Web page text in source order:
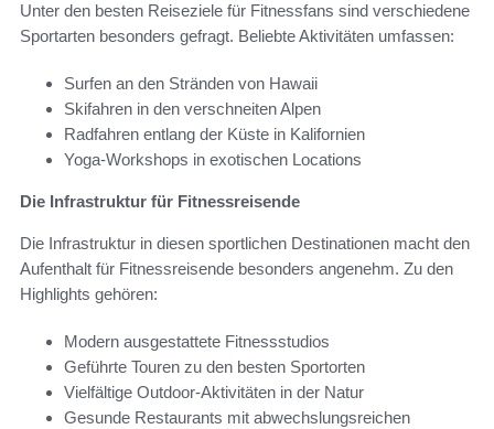
Unter den besten Reiseziele für Fitnessfans sind verschiedene
Sportarten besonders gefragt. Beliebte Aktivitäten umfassen:
Surfen an den Stränden von Hawaii
Skifahren in den verschneiten Alpen
Radfahren entlang der Küste in Kalifornien
Yoga-Workshops in exotischen Locations
Die Infrastruktur für Fitnessreisende
Die Infrastruktur in diesen sportlichen Destinationen macht den
Aufenthalt für Fitnessreisende besonders angenehm. Zu den
Highlights gehören:
Modern ausgestattete Fitnessstudios
Geführte Touren zu den besten Sportorten
Vielfältige Outdoor-Aktivitäten in der Natur
Gesunde Restaurants mit abwechslungsreichen